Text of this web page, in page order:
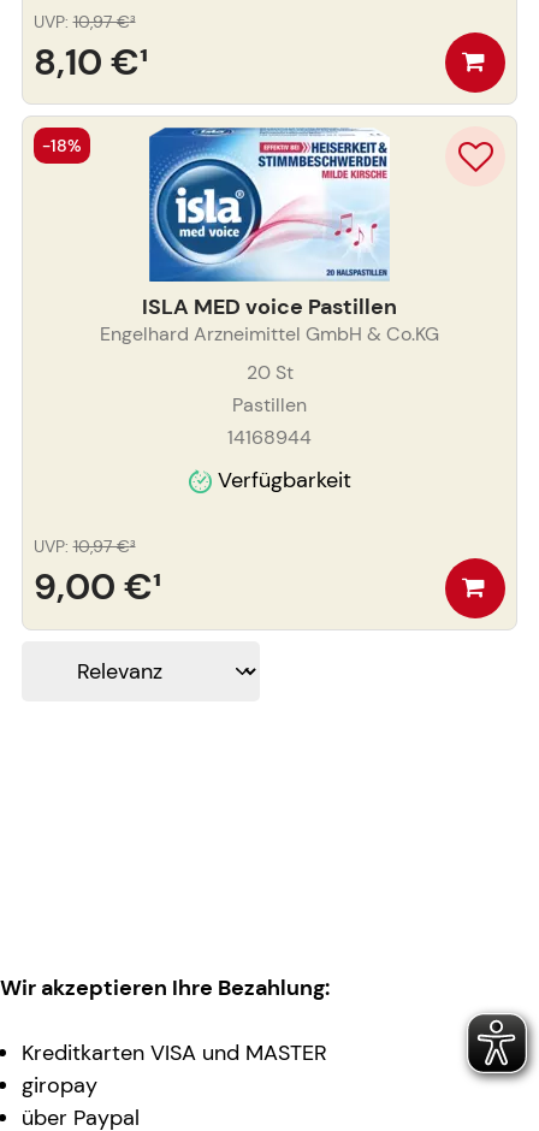
8,10 €¹
UVP: 10,97 €³
ISLA MED voice Pastillen
Engelhard Arzneimittel GmbH & Co.KG
20St
Pastillen
14168944
Verfügbarkeit
9,00 €¹
UVP: 10,97 €³
-18%
Wir akzeptieren Ihre Bezahlung:
Kreditkarten VISA und MASTER
giropay
über Paypal